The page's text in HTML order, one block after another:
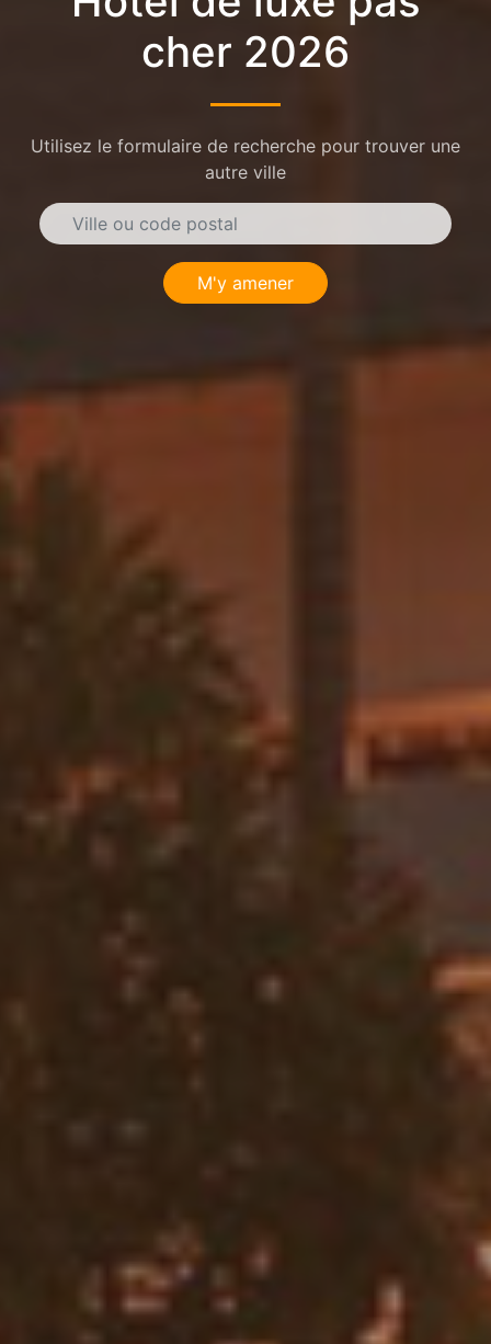
cher 2026
Utilisez le formulaire de recherche pour trouver une
autre ville
M'y amener